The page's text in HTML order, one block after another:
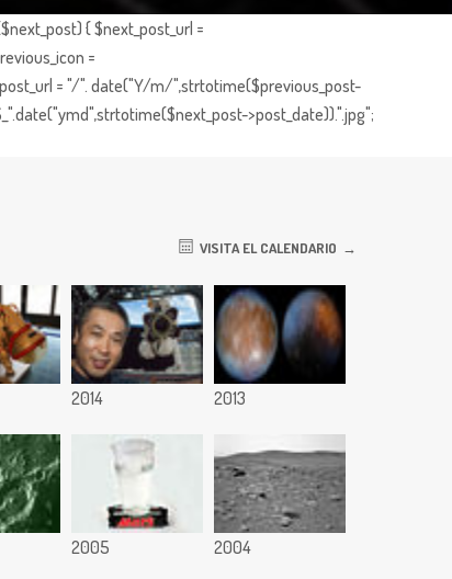
{ $next_post_url =
=
= "/". date("Y/m/",strtotime($previous_post-
>post_date)).".jpg";
VISITA EL CALENDARIO
2014 2013
2005 2004